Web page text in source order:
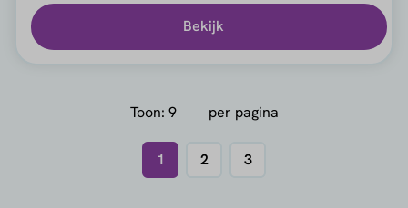
Bekijk
Toon: per pagina
1 2 3